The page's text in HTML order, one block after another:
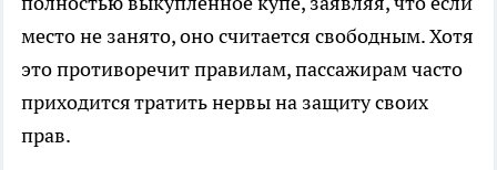
место не занято, оно считается свободным. Хотя
это противоречит правилам, пассажирам часто
приходится тратить нервы на защиту своих
прав.